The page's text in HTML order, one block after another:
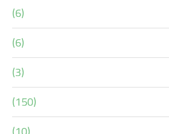
(6)
(6)
(3)
(150)